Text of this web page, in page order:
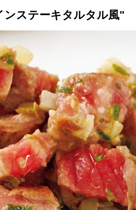
レシピ 厳選！店探し 食のストー
ステーキタルタル風"